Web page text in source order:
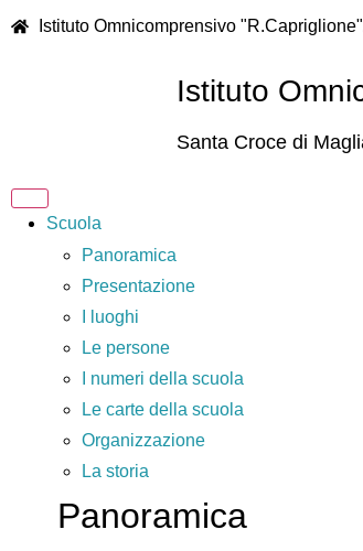
Istituto Omnicomprensivo "R.Capriglione"
Istituto
Santa Croce di
Scuola
Panoramica
Presentazione
I luoghi
Le persone
I numeri della scuola
Le carte della scuola
Organizzazione
La storia
Panoramica